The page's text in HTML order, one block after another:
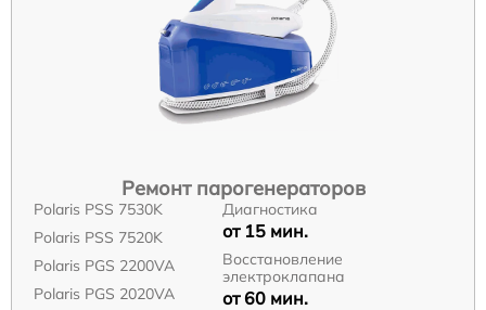
Ремонт парогенераторов
Polaris PSS 7530K
Polaris PSS 7520K
Polaris PGS 2200VA
Polaris PGS 2020VA
Диагностика
от 15 мин.
Восстановление
электроклапана
от 60 мин.